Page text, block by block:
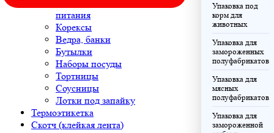
питания
Корексы
Ведра, банки
Бутылки
Наборы посуды
Тортницы
Соусницы
Лотки под запайку
Термоэтикетка
Скотч (клейкая лента)
Упаковка под
корм для
животных
Упаковка для
замороженных
полуфабрикатов
Упаковка для
мясных
полуфабрикатов
Упаковка для
замороженной